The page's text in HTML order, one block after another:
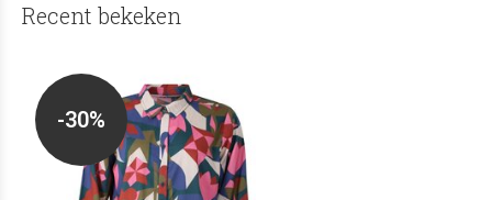
Recent bekeken
-30%